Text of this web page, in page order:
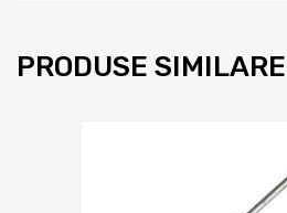
PRODUSE SIMILARE